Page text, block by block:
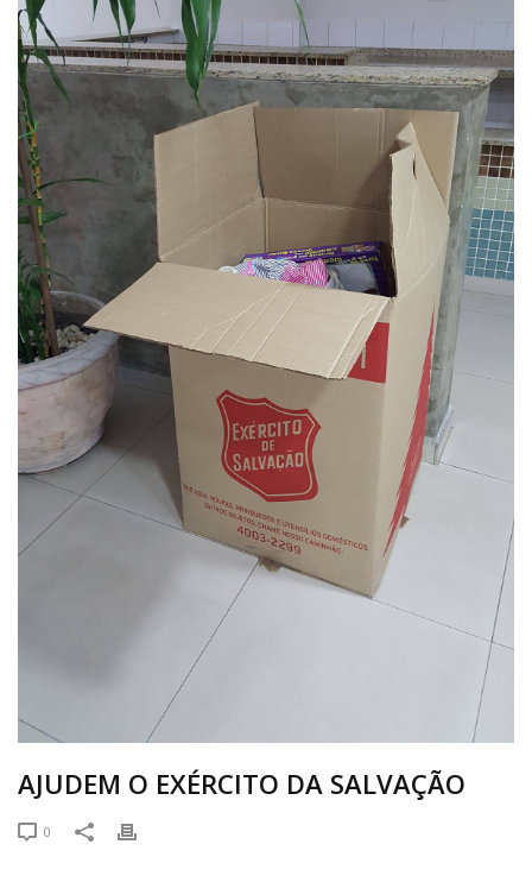
AJUDEM O EXÉRCITO DA SALVAÇÃO
0